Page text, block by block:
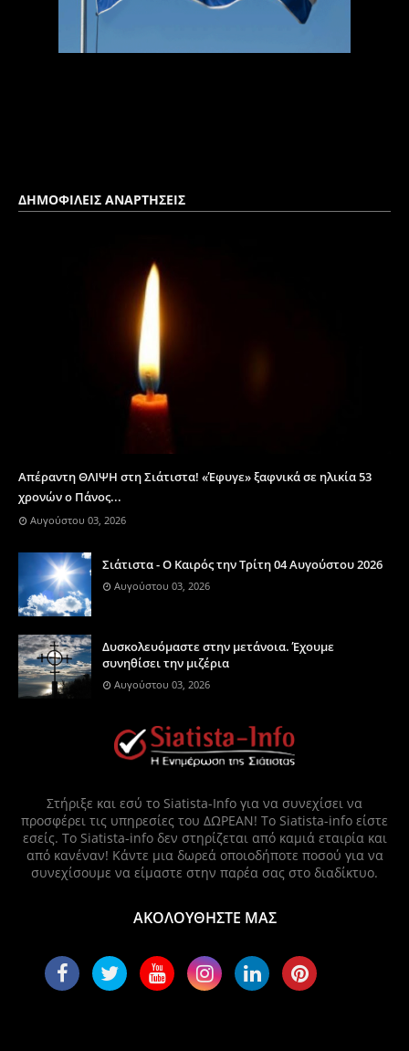
ΔΗΜΟΦΙΛΕΙΣ ΑΝΑΡΤΗΣΕΙΣ
Απέραντη ΘΛΙΨΗ στη Σιάτιστα! «Έφυγε» ξαφνικά σε ηλικία 53
χρονών ο Πάνος...
Αυγούστου 03, 2026
Σιάτιστα - Ο Καιρός την Τρίτη 04 Αυγούστου 2026
Αυγούστου 03, 2026
Δυσκολευόμαστε στην μετάνοια. Έχουμε
συνηθίσει την μιζέρια
Αυγούστου 03, 2026
Στήριξε και εσύ το Siatista-Info για να συνεχίσει να
προσφέρει τις υπηρεσίες του ΔΩΡΕΑΝ! Το Siatista-info είστε
εσείς. Το Siatista-info δεν στηρίζεται από καμιά εταιρία και
από κανέναν! Κάντε μια δωρεά οποιοδήποτε ποσού για να
συνεχίσουμε να είμαστε στην παρέα σας στο διαδίκτυο.
ΑΚΟΛΟΥΘΗΣΤΕ ΜΑΣ